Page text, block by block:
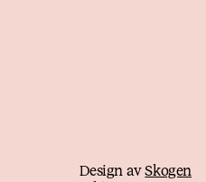
Design avSkogen